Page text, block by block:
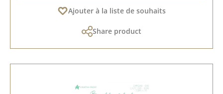
Ajouter à la liste de souhaits
Share product